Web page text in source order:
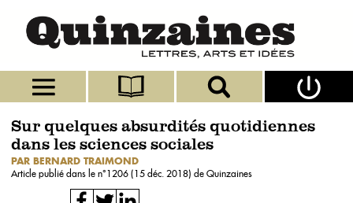
Sur quelques absurdités quotidiennes
dans les sciences sociales
PAR BERNARD TRAIMOND
Article publié dans le n°1206 (15 déc. 2018) de Quinzaines